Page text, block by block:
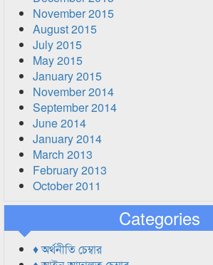
November 2015
August 2015
July 2015
May 2015
January 2015
November 2014
September 2014
June 2014
January 2014
March 2013
February 2013
October 2011
Categories
♦ অর্থনীতি চেম্বার